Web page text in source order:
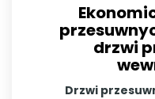
drzwi
Drzwi